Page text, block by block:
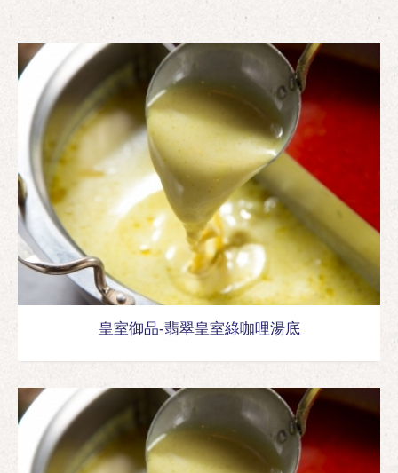
皇室御品-翡翠皇室綠咖哩湯底